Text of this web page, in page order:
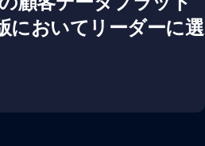
においてリーダーに選